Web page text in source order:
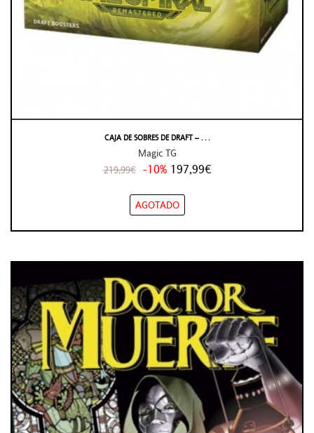
CAJA DE SOBRES DE DRAFT – . . .
Magic TG
219,99€ -10% 197,99€
AGOTADO